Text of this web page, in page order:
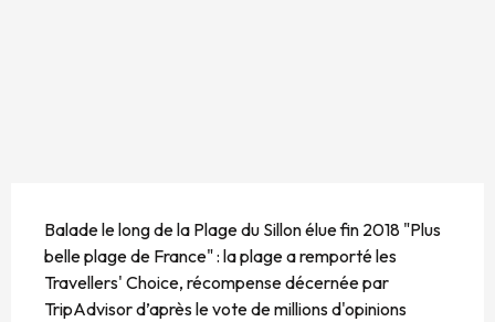
Balade le long de la Plage du Sillon élue fin 2018 "Plus
belle plage de France" : la plage a remporté les
Travellers' Choice, récompense décernée par
TripAdvisor d’après le vote de millions d'opinions